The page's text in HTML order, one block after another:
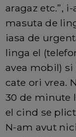
aragaz etc.”,
masuta de
iasa de
linga el
avea mobil)
cate ori vrea.
30 de minute
el cind se
N-am avut